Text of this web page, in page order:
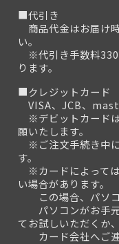
■代引き
商品代金はお届け
い。
※代引き手数料330
ります。
■クレジットカード
VISA、JCB、
※デビットカード
願いたします。
※ご注文手続き中
す。
※カードによって
い場合があります。
この場合、パソコ
パソコンがお手元
てお試しいただくか、
カード会社へご連